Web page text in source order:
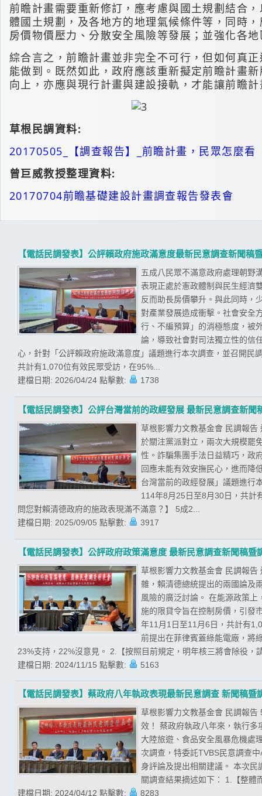
前瞻計畫需要重新修訂，應考慮與國土規劃結合
體國土規劃，及各地方的地理氣候條件等，同時
房價物價壓力、分散安全風險等發展；並強化各
綜合言之，前瞻計畫並非完全不可行，但如何真
能做到。既然如此，政府應該重新擬定前瞻計畫
向上，亦應與現行計畫與建設接軌，才能讓前瞻
草根民調資料:
20170505_【調查報告】_前瞻計畫，民眾怎麼看
曾巨威教授整理資料:
20170704前瞻基礎建設計畫調查報告發表會
【電話民調發表】公評賴政府施政滿意度最新民意調查新聞稿
五成八民眾不滿意政府處理朝野
表現正處於憲政體制與民生經濟
反而助長房價攀升。與此同時，
對產業發展造成衝擊。社會安全
行、不編預算」的消極態度，被
論，導致社會對司法獨立性的信
心，針對「公評賴政府施政滿意度」議題進行本次調查，並召開
共計有1,070位有效民眾受訪，在95%...
建檔日期: 2026/04/24 點擊數: 1738
【電話民調發表】公評台灣當前的政經發展 最新民意調查新聞
草根影響力文教基金會 民調報
於關注黨派對立，兩次大規模罷
性。詐騙集團手法日益精巧，政
回應未能有效安撫民心，進而降
台灣當前的政經發展」議題進行
114年8月25日至8月30日，共計
問您對賴清德政府的施政表現滿不滿意？】 5成2...
建檔日期: 2025/09/05 點擊數: 3917
【電話民調發表】公評政府政策滿意度 最新民意調查新聞稿暨
草根影響力文教基金會 民調報
雜，賴清德總統提出的兩國論及
風險的廣泛討論。 在能源政策
施的限貸令旨在控制房價，引發
年11月1日至11月6日，共計有
前提出在菲律賓蓋綠能電廠，將
23%支持，22%沒意見。 2.【按照目前規定，明年核三將會除役
建檔日期: 2024/11/15 點擊數: 5163
【電話民調發表】蔡政府八年執政表現最新民意調查 新聞稿暨
草根影響力文教基金會 民調報
效！ 蔡政府執政八年來，執行
大陸旅遊、食品安全風暴危機處
次調查，特委託TVBS民意調查
身評論及提出相關建議。 本次
關調查結果摘述如下： 1.【整
建檔日期: 2024/04/12 點擊數: 8283